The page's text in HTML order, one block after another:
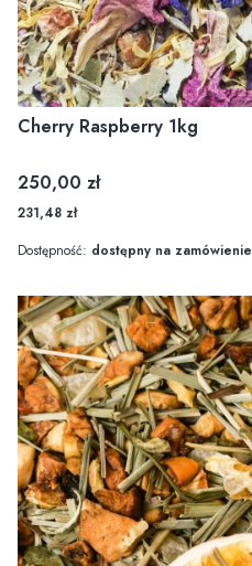
Cherry Raspberry 1kg
Cena
250,00 zł
231,48 zł
Dostępność: dostępny na zamówienie